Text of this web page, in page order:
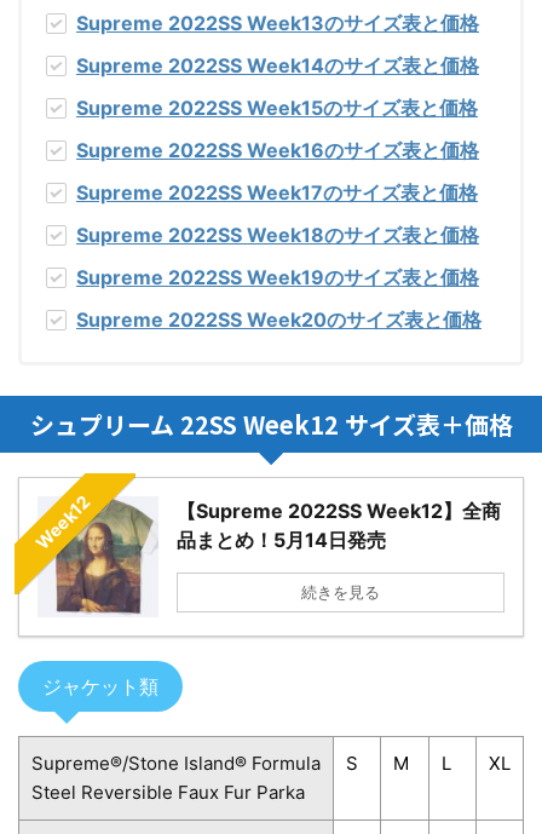
Supreme 2022SS Week13のサイズ表と価格
Supreme 2022SS Week14のサイズ表と価格
Supreme 2022SS Week15のサイズ表と価格
Supreme 2022SS Week16のサイズ表と価格
Supreme 2022SS Week17のサイズ表と価格
Supreme 2022SS Week18のサイズ表と価格
Supreme 2022SS Week19のサイズ表と価格
Supreme 2022SS Week20のサイズ表と価格
シュプリーム 22SS Week12 サイズ表＋価格
Week12
【Supreme 2022SS Week12】全商
品まとめ！5月14日発売
続きを見る
ジャケット類
Supreme®/Stone Island® Formula
Steel Reversible Faux Fur Parka
S M L XL